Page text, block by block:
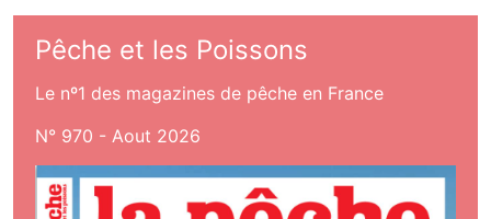
Pêche et les Poissons
Le nº1 des magazines de pêche en France
N° 970 - Aout 2026